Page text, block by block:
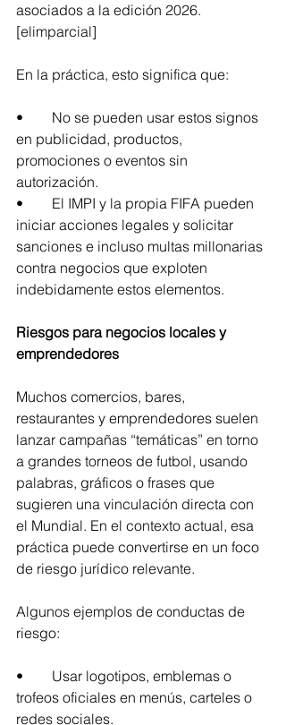
asociados a la edición 2026.
[elimparcial]
En la práctica, esto significa que:
•	No se pueden usar estos signos
en publicidad, productos,
promociones o eventos sin
autorización.
•	El IMPI y la propia FIFA pueden
iniciar acciones legales y solicitar
sanciones e incluso multas millonarias
contra negocios que exploten
indebidamente estos elementos.
Riesgos para negocios locales y
emprendedores
Muchos comercios, bares,
restaurantes y emprendedores suelen
lanzar campañas “temáticas” en torno
a grandes torneos de futbol, usando
palabras, gráficos o frases que
sugieren una vinculación directa con
el Mundial. En el contexto actual, esa
práctica puede convertirse en un foco
de riesgo jurídico relevante.
Algunos ejemplos de conductas de
riesgo:
•	Usar logotipos, emblemas o
trofeos oficiales en menús, carteles o
redes sociales.